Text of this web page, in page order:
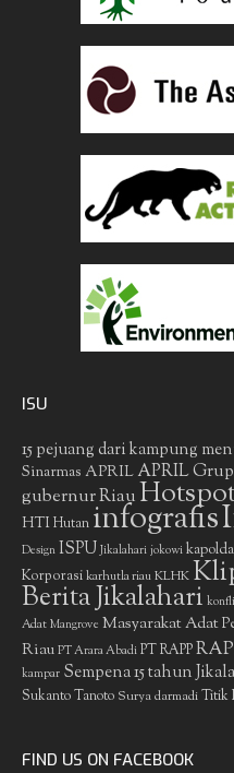
ISU
15 pejuang dari kampung
Sinarmas APRIL APRIL Grup
gubernur Riau
HTIHutan infografis
Design ISPU Jikalahari jokowi
Korporasikarhutla riauKLHK
Berita Jikalahari
Adat Mangrove Masyarakat Adat
Riau PT Arara Abadi PT RAPP
kampar Sempena 15 tahun
Sukanto Tanoto Surya darmadiTitik
FIND US ON FACEBOOK